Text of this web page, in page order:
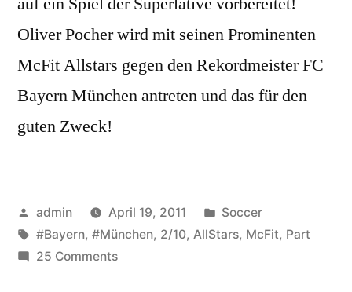
Oliver Pocher wird mit seinen Prominenten
McFit Allstars gegen den Rekordmeister FC
Bayern München antreten und das für den
guten Zweck!
Posted
by
admin April 19, 2011
Posted
in
Soccer
Tags:
#Bayern, #München, 2/10, AllStars, McFit, Part
25 Commentson